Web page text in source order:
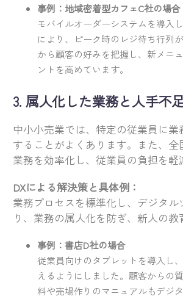
事例：地域密着型カフェC社の場合
モバイルオーダーシステムを導入
により、ピーク時のレジ待ち行列
から顧客の好みを把握し、新メニ
ントを高めています。
3. 属人化した業務と人手不
中小小売業では、特定の従業員に
することがよくあります。また、
業務を効率化し、従業員の負担を軽
DXによる解決策と具体例：
業務プロセスを標準化し、デジタ
り、業務の属人化を防ぎ、新人の教
事例：書店D社の場合
従業員向けのタブレットを導入し
えるようにしました。顧客からの
料や売場作りのマニュアルもデジ